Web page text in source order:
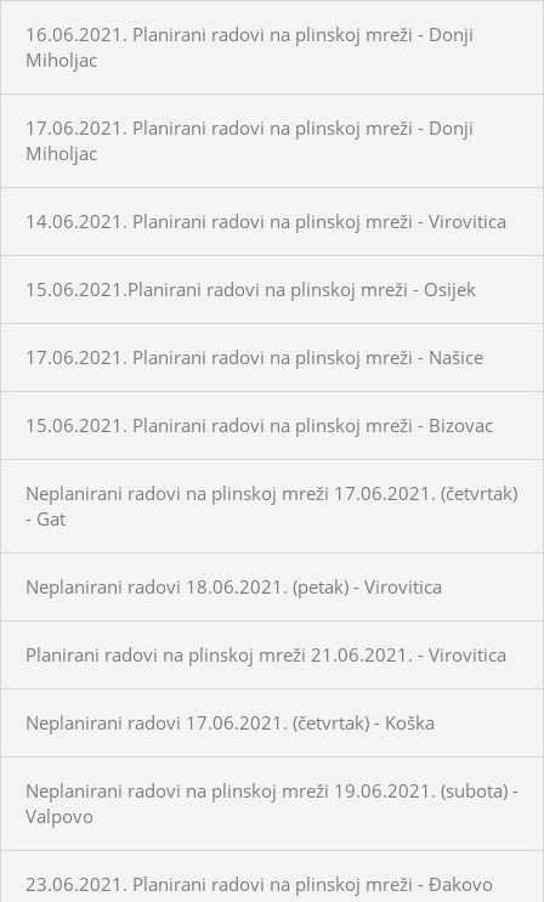
16.06.2021. Planirani radovi na plinskoj mreži - Donji
Miholjac
17.06.2021. Planirani radovi na plinskoj mreži - Donji
Miholjac
14.06.2021. Planirani radovi na plinskoj mreži - Virovitica
15.06.2021.Planirani radovi na plinskoj mreži - Osijek
17.06.2021. Planirani radovi na plinskoj mreži - Našice
15.06.2021. Planirani radovi na plinskoj mreži - Bizovac
Neplanirani radovi na plinskoj mreži 17.06.2021. (četvrtak)
- Gat
Neplanirani radovi 18.06.2021. (petak) - Virovitica
Planirani radovi na plinskoj mreži 21.06.2021. - Virovitica
Neplanirani radovi 17.06.2021. (četvrtak) - Koška
Neplanirani radovi na plinskoj mreži 19.06.2021. (subota) -
Valpovo
23.06.2021. Planirani radovi na plinskoj mreži - Đakovo